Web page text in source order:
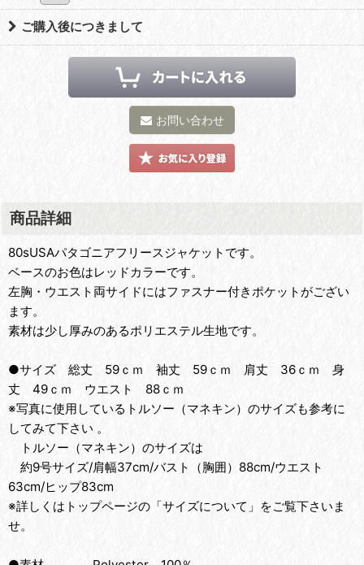
ご購入後につきまして
お問い合わせ
商品詳細
80sUSAパタゴニアフリースジャケットです。
ベースのお色はレッドカラーです。
左胸・ウエスト両サイドにはファスナー付きポケットがござい
ます。
素材は少し厚みのあるポリエステル生地です。
●サイズ 総丈 59ｃｍ 袖丈 59ｃｍ 肩丈 36ｃｍ 身
丈 49ｃｍ ウエスト 88ｃｍ
※写真に使用しているトルソー（マネキン）のサイズも参考に
してみて下さい 。
トルソー（マネキン）のサイズは
約9号サイズ/肩幅37cm/バスト（胸囲）88cm/ウエスト
63cm/ヒップ83cm
※詳しくはトップページの「サイズについて」をご覧下さいま
せ。